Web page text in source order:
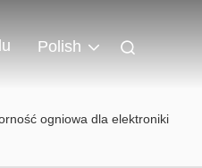
Polish
ogniowa dla elektroniki